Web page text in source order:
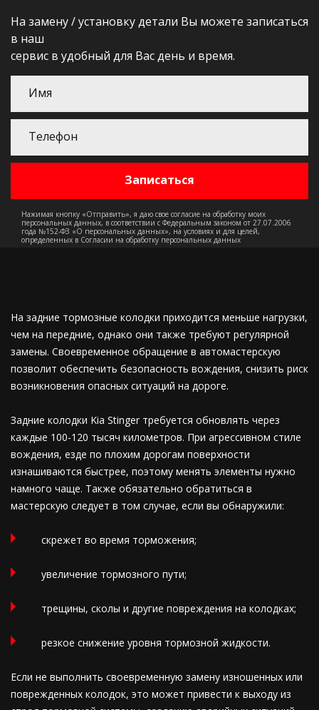
На замену / установку детали Вы можете записаться
в наш
сервис в удобный для Вас день и время.
Нажимая кнопку «Отправить», я даю свое согласие на обработку моих
персональных данных, в соответствии с Федеральным законом от 27.07.2006
года №152-ФЗ «О персональных данных», на условиях и для целей,
определенных в Согласии на обработку персональных данных
На задние тормозные колодки приходится меньше нагрузки,
чем на передние, однако они также требуют регулярной
замены. Своевременное обращение в автомастерскую
позволит обеспечить безопасность вождения, снизить риск
возникновения опасных ситуаций на дороге.
Задние колодки Kia Stinger требуется обновлять через
каждые 100-120 тысяч километров. При агрессивном стиле
вождения, езде по плохим дорогам поверхности
изнашиваются быстрее, поэтому менять элементы нужно
намного чаще. Также обязательно обратиться в
мастерскую следует в том случае, если вы обнаружили:
скрежет во время торможения;
увеличение тормозного пути;
трещины, сколы и другие повреждения на колодках;
резкое снижение уровня тормозной жидкости.
Если не выполнить своевременную замену изношенных или
поврежденных колодок, это может привести к выходу из